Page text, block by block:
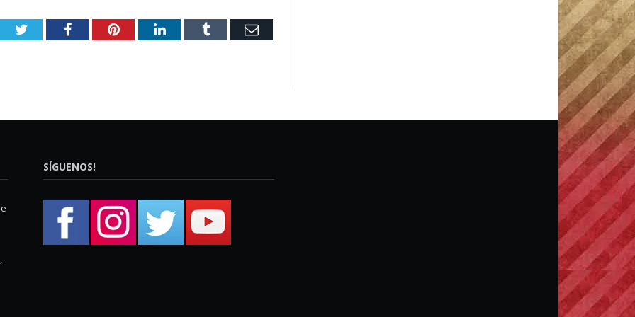
TwitterFacebookPinterestLinkedInTumblr Email
SÍGUENOS!